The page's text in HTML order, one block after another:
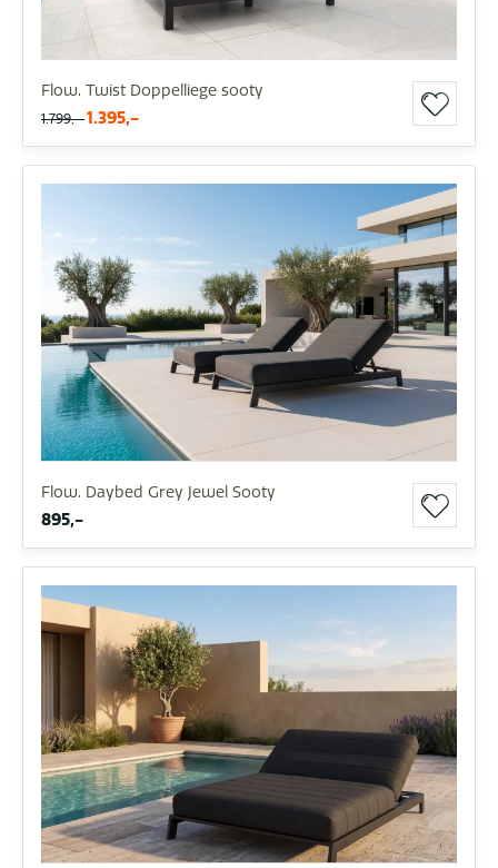
Flow. Twist Doppelliege sooty
1.799,- 1.395,-
Flow. Daybed Grey Jewel Sooty
895,-